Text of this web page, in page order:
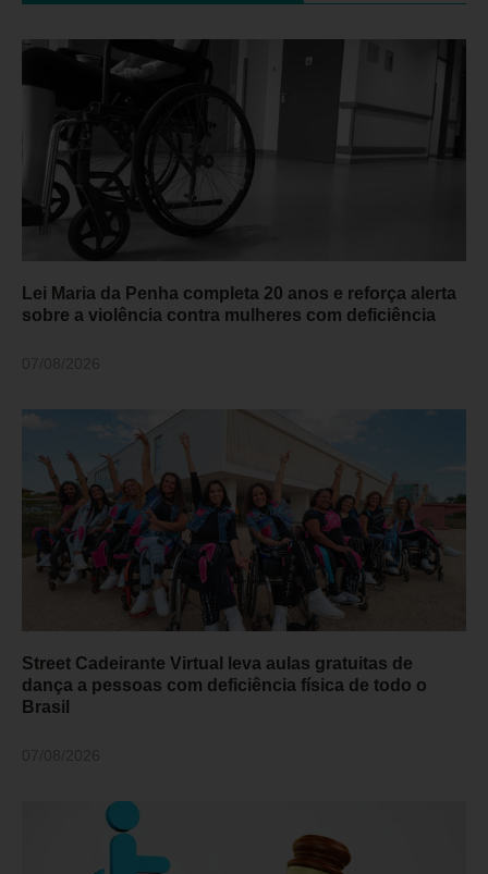
Lei Maria da Penha completa 20 anos e reforça alerta
sobre a violência contra mulheres com deficiência
Street Cadeirante Virtual leva aulas gratuitas de
dança a pessoas com deficiência física de todo o
Brasil